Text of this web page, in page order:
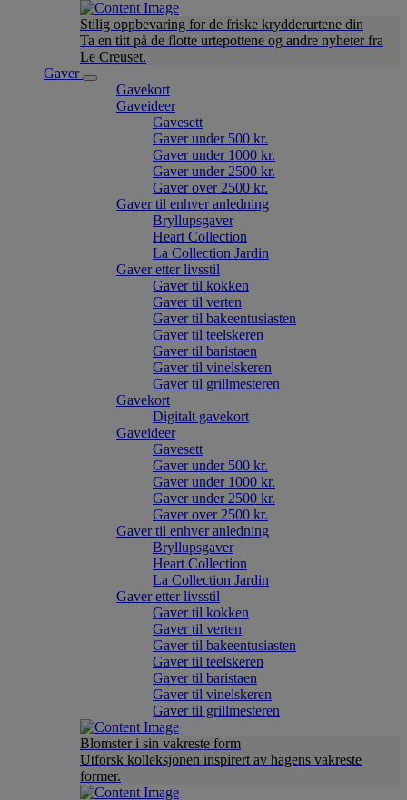
Stilig oppbevaring for de friske krydderurtene din
Ta en titt på de flotte urtepottene og andre nyheter fra
Le Creuset.
Gaver
Gavekort
Gaveideer
Gavesett
Gaver under 500 kr.
Gaver under 1000 kr.
Gaver under 2500 kr.
Gaver over 2500 kr.
Gaver til enhver anledning
Bryllupsgaver
Heart Collection
La Collection Jardin
Gaver etter livsstil
Gaver til kokken
Gaver til verten
Gaver til bakeentusiasten
Gaver til teelskeren
Gaver til baristaen
Gaver til vinelskeren
Gaver til grillmesteren
Gavekort
Digitalt gavekort
Gaveideer
Gavesett
Gaver under 500 kr.
Gaver under 1000 kr.
Gaver under 2500 kr.
Gaver over 2500 kr.
Gaver til enhver anledning
Bryllupsgaver
Heart Collection
La Collection Jardin
Gaver etter livsstil
Gaver til kokken
Gaver til verten
Gaver til bakeentusiasten
Gaver til teelskeren
Gaver til baristaen
Gaver til vinelskeren
Gaver til grillmesteren
Blomster i sin vakreste form
Utforsk kolleksjonen inspirert av hagens vakreste
former.